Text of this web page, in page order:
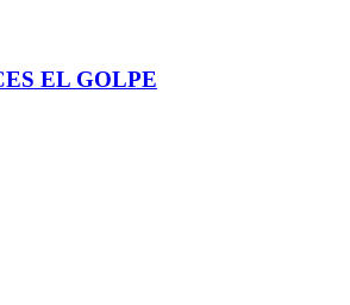
EL GOLPE